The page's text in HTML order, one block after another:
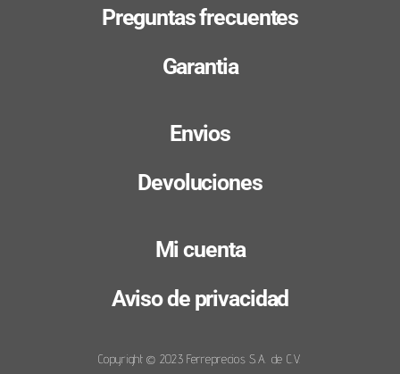
Preguntas frecuentes
Garantia
Envios
Devoluciones
Mi cuenta
Aviso de privacidad
Copyright © 2023 Ferreprecios S.A. de C.V.